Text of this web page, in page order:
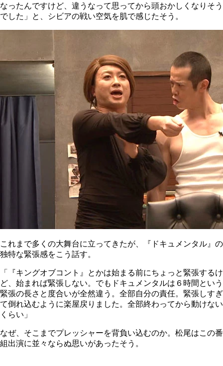
なったんですけど、違うなって思ってから頭おかしくなりそう
でした」と、シビアの戦い空気を肌で感じたそう。
これまで多くの大舞台に立ってきたが、『ドキュメンタル』の
独特な緊張感をこう話す。
「『キングオブコント』とかは始まる前にちょっと緊張するけ
ど、始まれば緊張しない。でもドキュメンタルは６時間という
緊張の長さと度合いが全然違う。全部自分の責任。緊張しすぎ
て倒れ込むように楽屋戻りました。全部終わってから動けない
くらい」
なぜ、そこまでプレッシャーを背負い込むのか。松尾はこの番
組出演に並々ならぬ思いがあったそう。